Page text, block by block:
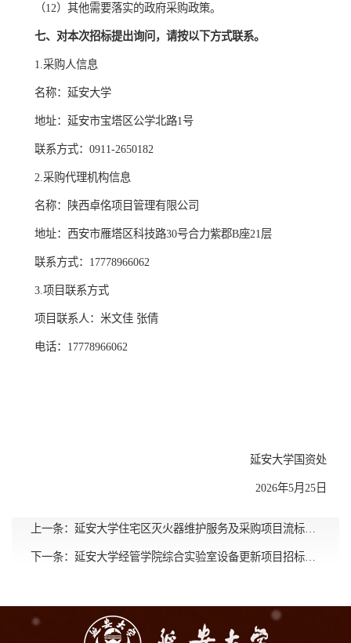
（12）其他需要落实的政府采购政策。
七、对本次招标提出询问，请按以下方式联系。
1.采购人信息
名称：延安大学
地址：延安市宝塔区公学北路1号
联系方式：0911-2650182
2.采购代理机构信息
名称：陕西卓佲项目管理有限公司
地址：西安市雁塔区科技路30号合力紫郡B座21层
联系方式：17778966062
3.项目联系方式
项目联系人：米文佳 张倩
电话：17778966062
延安大学国资处
2026年5月25日
上一条：
下一条：